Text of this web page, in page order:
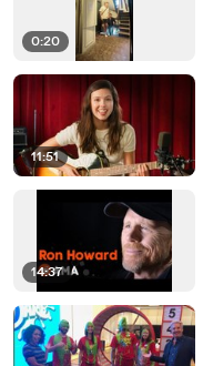
0:20
11:51
14:37